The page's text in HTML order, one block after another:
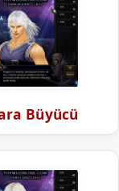
Büyücü